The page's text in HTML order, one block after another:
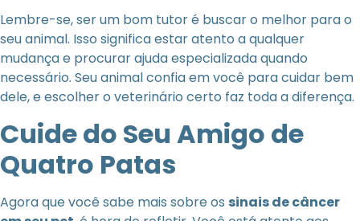
Lembre-se, ser um bom tutor é buscar o melhor para o
seu animal. Isso significa estar atento a qualquer
mudança e procurar ajuda especializada quando
necessário. Seu animal confia em você para cuidar bem
dele, e escolher o veterinário certo faz toda a diferença.
Cuide do Seu Amigo de
Quatro Patas
Agora que você sabe mais sobre os sinais de câncer